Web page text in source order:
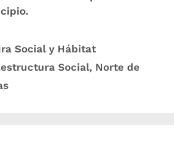
Social y Hábitat
Social, Norte de